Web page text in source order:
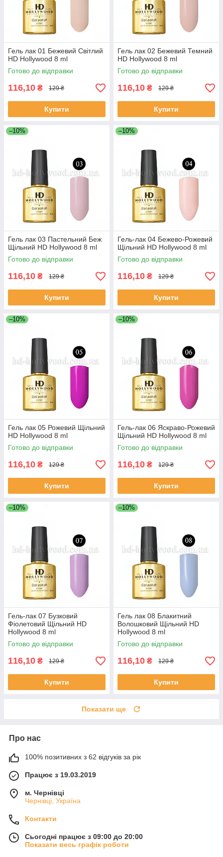
Гель лак 01 Бежевий Світлий
HD Hollywood 8 ml
Готово до відправки
116,10 ₴ 129 ₴
Купити
Гель лак 02 Бежевий Темний
HD Hollywood 8 ml
Готово до відправки
116,10 ₴ 129 ₴
Купити
–10%
Гель лак 03 Пастельний Беж
Щільний HD Hollywood 8 ml
Готово до відправки
116,10 ₴ 129 ₴
Купити
–10%
Гель-лак 04 Бежево-Рожевий
Щільний HD Hollywood 8 ml
Готово до відправки
116,10 ₴ 129 ₴
Купити
–10%
Гель лак 05 Рожевий Щільний
HD Hollywood 8 ml
Готово до відправки
116,10 ₴ 129 ₴
Купити
–10%
Гель-лак 06 Яскраво-Рожевий
Щільний HD Hollywood 8 ml
Готово до відправки
116,10 ₴ 129 ₴
Купити
–10%
Гель-лак 07 Бузковий
Фіолетовий Щільний HD
Hollywood 8 ml
Готово до відправки
116,10 ₴ 129 ₴
Купити
–10%
Гель лак 08 Блакитний
Волошковий Щільний HD
Hollywood 8 ml
Готово до відправки
116,10 ₴ 129 ₴
Купити
Показати ще
Про нас
100% позитивних з 62 відгуків за рік
Працює з 19.03.2019
м. Чернівці
Чернівці, Україна
Контакти
Сьогодні працює з 09:00 до 20:00
Показати весь графік роботи